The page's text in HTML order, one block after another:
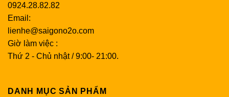
0924.28.82.82
Email:
lienhe@saigono2o.com
Giờ làm việc :
Thứ 2 - Chủ nhật / 9:00- 21:00.
DANH MỤC SẢN PHẨM